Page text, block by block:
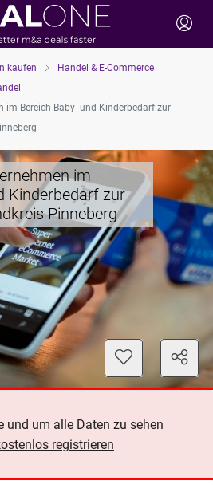
kaufen
Handel & E-Commerce
im Bereich Baby- und Kinderbedarf zur
im
Kinderbedarf zur
Pinneberg
um alle Daten zu sehen
registrieren